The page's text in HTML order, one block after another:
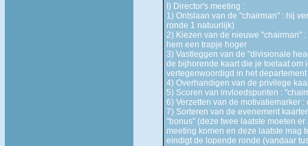
I) Director's meeting :
1) Ontslaan van de "chairman" : hij
ronde 1 natuurlijk)
2) Kiezen van de nieuwe "chairman"
hem een trapje hoger
3) Vastleggen van de "divisionale
de bijhorende kaart die je toelaat om
vertegenwoordigd in het departement
4) Overhandigen van de privilege
5) Scoren van invloedspunten :
6) Verzetten van de motivatiemarker
7) Sorteren van de evenement
"bonus" (deze twee laatste moeten
meeting komen en deze laatste mag
eindigt de lopende ronde (vandaar